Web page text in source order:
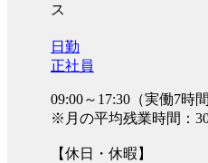
ス
日勤
正社員
09:00～17:30（実働7時間
※月の平均残業時間：
【休日・休暇】